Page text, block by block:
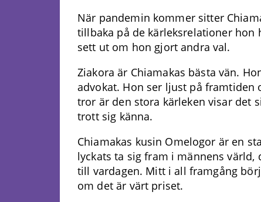
När pandemin kommer sitter
tillbaka på de kärleksrelationer
sett ut om hon gjort andra val.
Ziakora är Chiamakas bästa vän.
advokat. Hon ser ljust på
tror är den stora kärleken visar det
trott sig känna.
Chiamakas kusin Omelogor är en
lyckats ta sig fram i männens
till vardagen. Mitt i all framgång
om det är värt priset.